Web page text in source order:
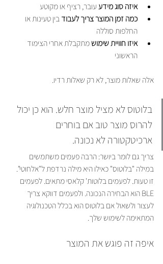
איזה סוג מידע עובר, רציף או מקוטע
כמה זמן המוצר צריך לעבוד בין טעינות או
החלפות סוללה
איזו חוויית שימוש מתקבלת אחרי הצימוד
הראשוני
אלה שאלות מוצר, לא רק שאלות רדיו.
בלוטוס לא מציל מוצר חלש. הוא כן יכול
להרוס מוצר טוב אם בוחרים
ארכיטקטורה לא נכונה.
צריך גם לומר ביושר: הרבה פעמים משתמשים
במילה "בלוטוס" כאילו היא מילה נרדפת ל"אלחוטי".
זו טעות. לפעמים בלוטות' קלאסי מתאים. לפעמים
BLE הוא הבחירה הנכונה. ולפעמים דווקא צריך
לעצור ולשאול אם בלוטוס הוא בכלל הטכנולוגיה
המתאימה לשימוש שלך.
איפה זה פוגש את המוצר